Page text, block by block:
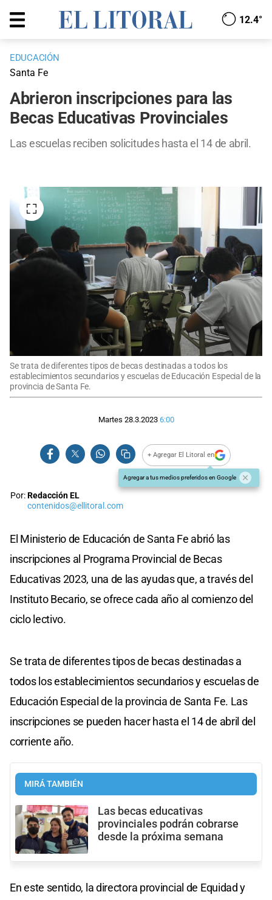
12.4°
EDUCACIÓN
Santa Fe
Abrieron inscripciones para las
Becas Educativas Provinciales
Las escuelas reciben solicitudes hasta el 14 de abril.
Se trata de diferentes tipos de becas destinadas a todos los
establecimientos secundarios y escuelas de Educación Especial de la
provincia de Santa Fe.
Martes 28.3.2023 6:00
+ Agregar El Litoral en
Agregar a tus medios preferidos en Google
Por:Redacción EL
contenidos@ellitoral.com
El Ministerio de Educación de Santa Fe abrió las
inscripciones al Programa Provincial de Becas
Educativas 2023, una de las ayudas que, a través del
Instituto Becario, se ofrece cada año al comienzo del
ciclo lectivo.
Se trata de diferentes tipos de becas destinadas a
todos los establecimientos secundarios y escuelas de
Educación Especial de la provincia de Santa Fe. Las
inscripciones se pueden hacer hasta el 14 de abril del
corriente año.
MIRÁ TAMBIÉN
Las becas educativas
provinciales podrán cobrarse
desde la próxima semana
En este sentido, la directora provincial de Equidad y